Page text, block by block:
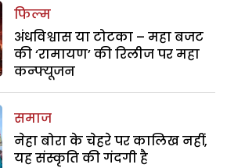
फिल्म
अंधविश्वास या टोटका – महा बजट
की ‘रामायण’ की रिलीज पर महा
कन्फ्यूजन
समाज
नेहा बोरा के चेहरे पर कालिख नहीं,
यह संस्कृति की गंदगी है